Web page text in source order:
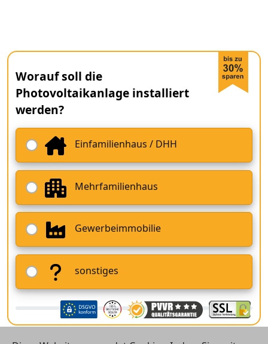
Worauf soll die
Photovoltaikanlage installiert
werden?
Einfamilienhaus / DHH
Mehrfamilienhaus
Gewerbeimmobilie
sonstiges